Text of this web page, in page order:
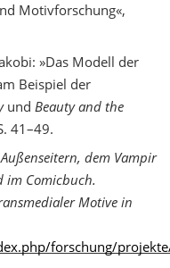
Motivforschung«,
»Das Modell der
Beispiel der
und Beauty and the
41–49.
dem Vampir
im Comicbuch.
Motive in
forschung/